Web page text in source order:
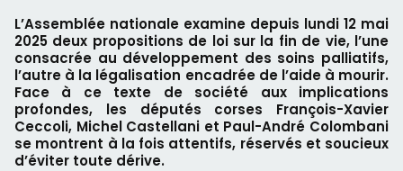
L’Assemblée nationale examine depuis lundi 12 mai
2025 deux propositions de loi sur la fin de vie, l’une
consacrée au développement des soins palliatifs,
l’autre à la légalisation encadrée de l’aide à mourir.
Face à ce texte de société aux implications
profondes, les députés corses François-Xavier
Ceccoli, Michel Castellani et Paul-André Colombani
se montrent à la fois attentifs, réservés et soucieux
d’éviter toute dérive.